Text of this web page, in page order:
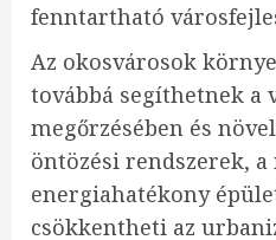
fenntartható
Az okosvárosok
továbbá segíthetnek a
megőrzésében és
öntözési rendszerek, a
energiahatékony
csökkentheti az